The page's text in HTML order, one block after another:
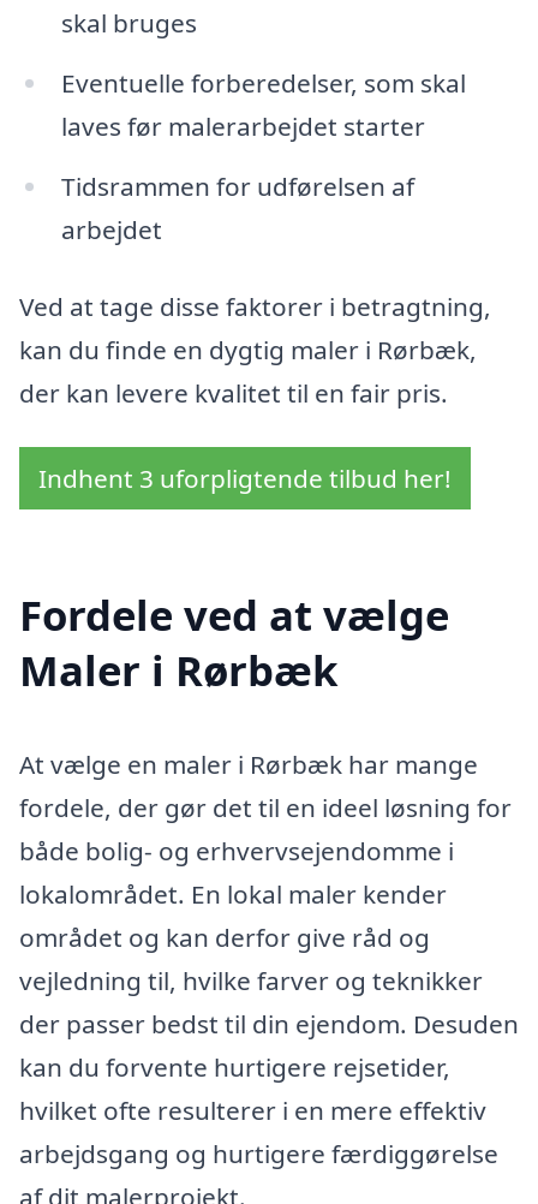
skal bruges
Eventuelle forberedelser, som skal
laves før malerarbejdet starter
Tidsrammen for udførelsen af
arbejdet
Ved at tage disse faktorer i betragtning,
kan du finde en dygtig maler i Rørbæk,
der kan levere kvalitet til en fair pris.
Indhent 3 uforpligtende tilbud her!
Fordele ved at vælge
Maler i Rørbæk
At vælge en maler i Rørbæk har mange
fordele, der gør det til en ideel løsning for
både bolig- og erhvervsejendomme i
lokalområdet. En lokal maler kender
området og kan derfor give råd og
vejledning til, hvilke farver og teknikker
der passer bedst til din ejendom. Desuden
kan du forvente hurtigere rejsetider,
hvilket ofte resulterer i en mere effektiv
arbejdsgang og hurtigere færdiggørelse
af dit malerprojekt.